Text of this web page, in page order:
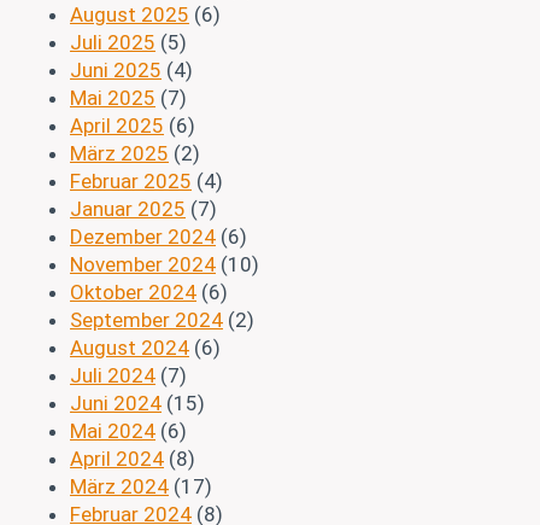
August 2025 (6)
Juli 2025 (5)
Juni 2025 (4)
Mai 2025 (7)
April 2025 (6)
März 2025 (2)
Februar 2025 (4)
Januar 2025 (7)
Dezember 2024 (6)
November 2024 (10)
Oktober 2024 (6)
September 2024 (2)
August 2024 (6)
Juli 2024 (7)
Juni 2024 (15)
Mai 2024 (6)
April 2024 (8)
März 2024 (17)
Februar 2024 (8)